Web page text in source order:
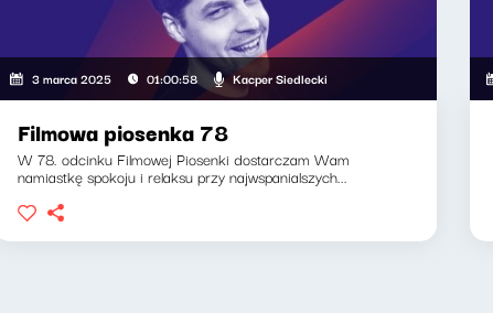
3 marca 2025 01:00:58 Kacper Siedlecki
Filmowa piosenka 78
W 78. odcinku Filmowej Piosenki dostarczam Wam
namiastkę spokoju i relaksu przy najwspanialszych...